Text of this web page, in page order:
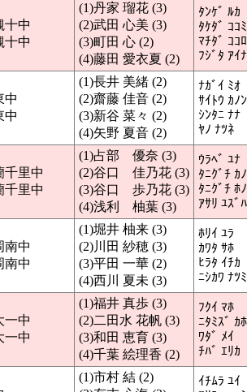
十中
十中
(1)丹家 瑠花 (3)
(2)武田 心美 (3)
(3)町田 心 (2)
(4)藤田 愛衣夏 (2)
ﾀﾝｹﾞ ﾙｶ
ﾀｹﾀﾞ ｺｺﾐ
ﾏﾁﾀﾞ ｺｺﾛ
ﾌｼﾞﾀ ｱｲﾅ
中
中
(1)長井 美緒 (2)
(2)齋藤 佳音 (2)
(3)新谷 菜々 (2)
(4)矢野 夏音 (2)
ﾅｶﾞｲ ﾐｵ
ｻｲﾄｳ ｶﾉﾝ
ｼﾝﾀﾆ ﾅﾅ
ﾔﾉ ﾅﾂﾈ
千里中
千里中
(1)占部 優奈 (3)
(2)谷口 佳乃花 (3)
(3)谷口 歩乃花 (3)
(4)浅利 柚葉 (3)
ｳﾗﾍﾞ ﾕﾅ
ﾀﾆｸﾞﾁ ｶ
ﾀﾆｸﾞﾁ ﾎ
ｱｻﾘ ﾕｽﾞﾊ
南中
南中
(1)堀井 柚来 (3)
(2)川田 紗穂 (3)
(3)平田 一華 (2)
(4)西川 夏未 (3)
ﾎﾘｲ ﾕﾗ
ｶﾜﾀ ｻﾎ
ﾋﾗﾀ ｲﾁｶ
ﾆｼｶﾜ ﾅﾂﾐ
一中
一中
(1)福井 真歩 (3)
(2)二田水 花帆 (3)
(3)和田 恵育 (3)
(4)千葉 絵理香 (2)
ﾌｸｲ ﾏﾎ
ﾆﾀﾐｽﾞ ｶﾎ
ﾜﾀﾞ ﾒｲ
ﾁﾊﾞ ｴﾘｶ
(1)市村 結 (2)
ｲﾁﾑﾗ ﾕｲ